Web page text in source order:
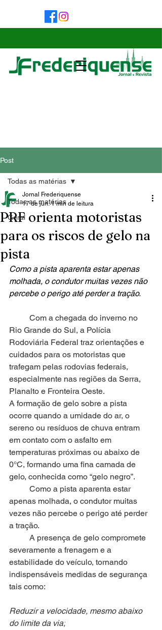
Post
Todas as matérias
Geral
Todas as matérias
PRF orienta motoristas
para os riscos de gelo na
pista
Jornal Frederiquense
17 de jun. 1 min de leitura
Como a pista aparenta estar apenas
molhada, o condutor muitas vezes não
percebe o perigo até perder a tração.
Rio Grande do Sul, a Polícia
Rodoviária Federal traz orientações e
cuidados para os motoristas que
trafegam pelas rodovias federais,
especialmente nas regiões da Serra,
Planalto e Fronteira Oeste.
A formação de gelo sobre a pista
ocorre quando a umidade do ar, o
sereno ou resíduos de chuva entram
em contato com o asfalto em
temperaturas próximas ou abaixo de
0°C, formando uma fina camada de
gelo, conhecida como “gelo negro”.
apenas molhada, o condutor muitas
vezes não percebe o perigo até perder
a tração.
severamente a frenagem e a
estabilidade do veículo, tornando
indispensáveis medidas de segurança
tais como:
Reduzir a velocidade, mesmo abaixo
do limite da via;